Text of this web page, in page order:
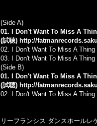
(Side A)
01. I Don't Want To Miss A
(試聴) http://
02. I Don't Want To Miss A
03. I Don't Want To Miss A Thing
(Side B)
01. I Don't Want To Miss A
(試聴) http://
02. I Don't Want To Miss A
リーフランシス ダンスホールレ